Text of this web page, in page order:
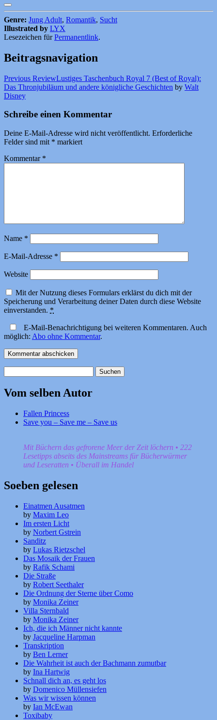
Genre: Jung Adult, Romantik, Sucht
Illustrated by LYX
Lesezeichen fürPermanentlink.
Beitragsnavigation
Previous ReviewLustiges Taschenbuch Royal 7 (Best of Royal):
Das Thronjubiläum und andere königliche Geschichten by Walt
Disney
Schreibe einen Kommentar
Deine E-Mail-Adresse wird nicht veröffentlicht. Erforderliche
Felder sind mit * markiert
Kommentar *
Name *
E-Mail-Adresse *
Website
Mit der Nutzung dieses Formulars erklärst du dich mit der
Speicherung und Verarbeitung deiner Daten durch diese Website
einverstanden. *
E-Mail-Benachrichtigung bei weiteren Kommentaren. Auch
möglich: Abo ohne Kommentar.
nach:
Vom selben Autor
Fallen Princess
Save you – Save me – Save us
Mit Büchern das gefrorene Meer der Zeit löchern • 222
Lesetipps abseits des Mainstreams für Bücherwürmer
und Leseratten • Überall im Handel
Soeben gelesen
Einatmen Ausatmen
by Maxim Leo
Im ersten Licht
by Norbert Gstrein
Sanditz
by Lukas Rietzschel
Das Mosaik der Frauen
by Rafik Schami
Die Straße
by Robert Seethaler
Die Ordnung der Sterne über Como
by Monika Zeiner
Villa Sternbald
by Monika Zeiner
Ich, die ich Männer nicht kannte
by Jacqueline Harpman
Transkription
by Ben Lerner
Die Wahrheit ist auch der Bachmann zumutbar
by Ina Hartwig
Schnall dich an, es geht los
by Domenico Müllensiefen
Was wir wissen können
by Ian McEwan
Toxibaby